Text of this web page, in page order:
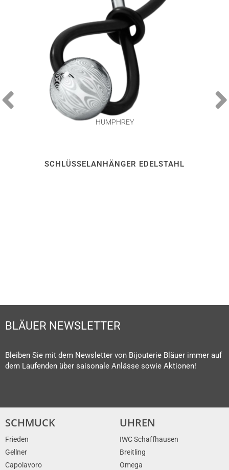
HUMPHREY
SCHLÜSSELANHÄNGER EDELSTAHL
BLÄUER NEWSLETTER
Bleiben Sie mit dem Newsletter von Bijouterie Bläuer immer auf
dem Laufenden über saisonale Anlässe sowie Aktionen!
SCHMUCK
Frieden
Gellner
Capolavoro
UHREN
IWC Schaffhausen
Breitling
Omega